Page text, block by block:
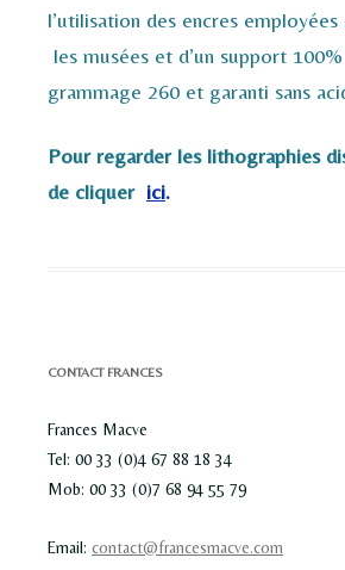
l’utilisation des encres employées
les musées et d’un support
grammage 260 et garanti sans
Pour regarder les lithographies
de cliquer ici.
CONTACT FRANCES
Frances Macve
Tel: 00 33 (0)4 67 88 18 34
Mob: 00 33 (0)7 68 94 55 79
Email: contact@francesmacve.com